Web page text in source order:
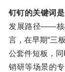
钉钉的关键词是
发展路径——核
言，在早期“三
公套件短板，
销研等场景的